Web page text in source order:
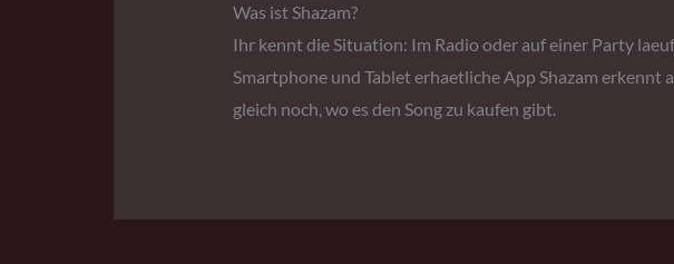
Was ist Shazam?
Ihr kennt die Situation: Im Radio oder auf einer Party
Smartphone und Tablet erhaetliche App Shazam
gleich noch, wo es den Song zu kaufen gibt.